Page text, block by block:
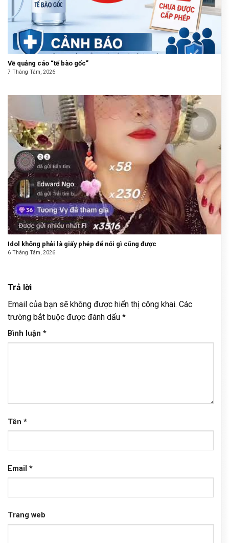
Về quảng cáo “tế bào gốc”
7 Tháng Tám, 2026
Idol không phải là giấy phép để nói gì cũng được
6 Tháng Tám, 2026
Trả lời
Email của bạn sẽ không được hiển thị công khai. Các
trường bắt buộc được đánh dấu *
Bình luận *
Tên *
Email *
Trang web